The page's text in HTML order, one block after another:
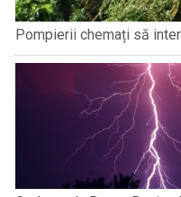
Pompierii chemați să